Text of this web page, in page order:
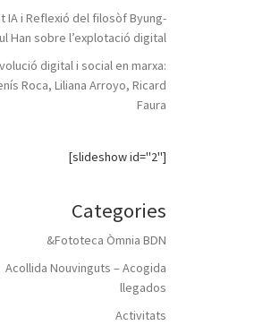
IA i Reflexió del filosòf Byung-
Han sobre l’explotació digital
digital i social en marxa:
Roca, Liliana Arroyo, Ricard
Faura
[slideshow id="2"]
Categories
&Fototeca Òmnia BDN
Acollida Nouvinguts – Acogida
llegados
Activitats